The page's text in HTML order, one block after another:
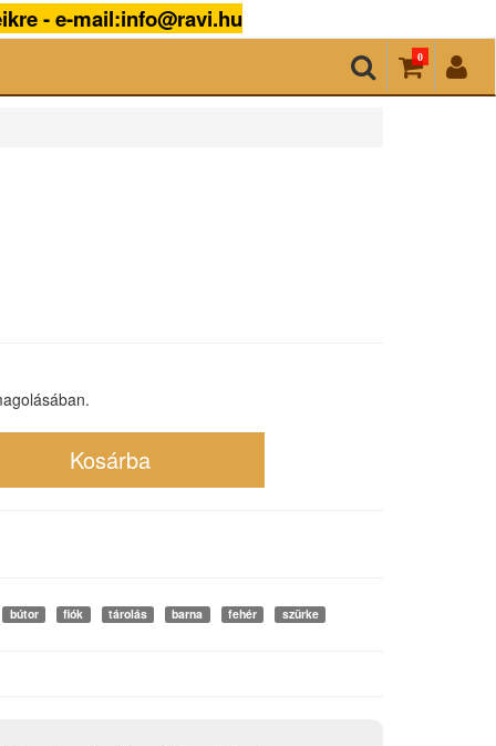
- e-mail:info@ravi.hu
0
bútor fiók tárolás barna fehér szürke